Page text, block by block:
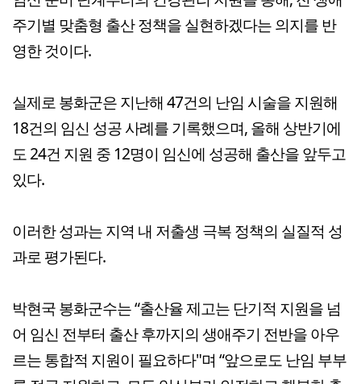
주기별 맞춤형 출산 정책을 실현하겠다는 의지를 반
영한 것이다.
실제로 봉화군은 지난해 47건의 난임 시술을 지원해
18건의 임신 성공 사례를 기록했으며, 올해 상반기에
도 24건 지원 중 12명이 임신에 성공해 출산을 앞두고
있다.
이러한 성과는 지역 내 저출생 극복 정책의 실질적 성
과로 평가된다.
박현국 봉화군수는 “출산율 제고는 단기적 지원을 넘
어 임신 전부터 출산 후까지의 생애주기 전반을 아우
르는 통합적 지원이 필요하다"며 “앞으로도 난임 부부